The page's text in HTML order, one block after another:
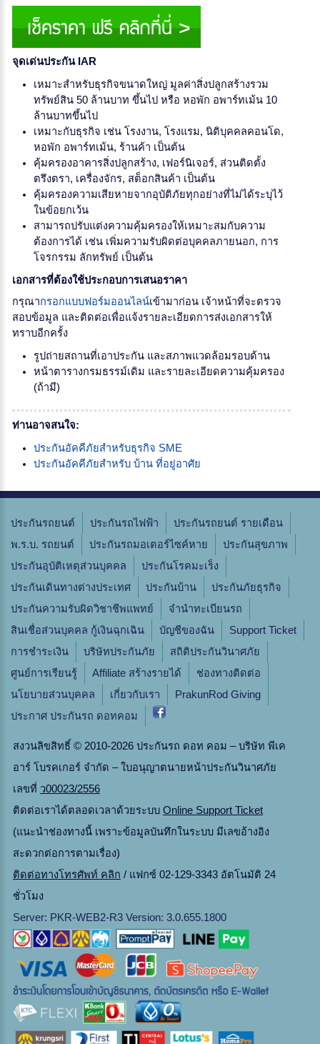
จุดเด่นประกัน IAR
เหมาะสำหรับธุรกิจขนาดใหญ่ มูลค่าสิ่งปลูกสร้างรวม
ทรัพย์สิน 50 ล้านบาท ขึ้นไป หรือ หอพัก อพาร์ทเม้น 10
ล้านบาทขึ้นไป
เหมาะกับธุรกิจ เช่น โรงงาน, โรงแรม, นิติบุคคลคอนโด,
หอพัก อพาร์ทเม้น, ร้านค้า เป็นต้น
คุ้มครองอาคารสิ่งปลูกสร้าง, เฟอร์นิเจอร์, ส่วนติดตั้ง
ตรึงตรา, เครื่องจักร, สต็อกสินค้า เป็นต้น
คุ้มครองความเสียหายจากอุบัติภัยทุกอย่างที่ไม่ได้ระบุไว้
ในข้อยกเว้น
สามารถปรับแต่งความคุ้มครองให้เหมาะสมกับความ
ต้องการได้ เช่น เพิ่มความรับผิดต่อบุคคลภายนอก, การ
โจรกรรม ลักทรัพย์ เป็นต้น
เอกสารที่ต้องใช้ประกอบการเสนอราคา
กรุณากรอกแบบฟอร์มออนไลน์เข้ามาก่อน เจ้าหน้าที่จะตรวจ
สอบข้อมูล และติดต่อเพื่อแจ้งรายละเอียดการส่งเอกสารให้
ทราบอีกครั้ง
รูปถ่ายสถานที่เอาประกัน และสภาพแวดล้อมรอบด้าน
หน้าตารางกรมธรรม์เดิม และรายละเอียดความคุ้มครอง
(ถ้ามี)
ท่านอาจสนใจ:
ประกันอัคคีภัยสำหรับธุรกิจ SME
ประกันอัคคีภัยสำหรับ บ้าน ที่อยู่อาศัย
ประกันรถยนต์ ประกันรถไฟฟ้า
ประกันรถยนต์ รายเดือน
พ.ร.บ. รถยนต์
ประกันรถมอเตอร์ไซค์หาย
ประกันสุขภาพ
ประกันอุบัติเหตุส่วนบุคคล
ประกันโรคมะเร็ง
ประกันเดินทางต่างประเทศ
ประกันบ้าน
ประกันภัยธุรกิจ
ประกันความรับผิดวิชาชีพแพทย์
จํานําทะเบียนรถ
สินเชื่อส่วนบุคคล กู้เงินฉุกเฉิน
บัญชีของฉัน
Support Ticket
การชำระเงิน
บริษัทประกันภัย
สถิติประกันวินาศภัย
ศูนย์การเรียนรู้
Affiliate สร้างรายได้
ช่องทางติดต่อ
นโยบายส่วนบุคคล
เกี่ยวกับเรา
PrakunRod Giving
ประกาศ ประกันรถ ดอทคอม
สงวนลิขสิทธิ์ © 2010-2026 ประกันรถ ดอท คอม – บริษัท พีเค
อาร์ โบรคเกอร์ จำกัด – ใบอนุญาตนายหน้าประกันวินาศภัย
เลขที่ ว00023/2556
ติดต่อเราได้ตลอดเวลาด้วยระบบ Online Support Ticket
(แนะนำช่องทางนี้ เพราะข้อมูลบันทึกในระบบ มีเลขอ้างอิง
สะดวกต่อการตามเรื่อง)
ติดต่อทางโทรศัพท์ คลิก / แฟกซ์ 02-129-3343 อัตโนมัติ 24
ชั่วโมง
Server: PKR-WEB2-R3 Version: 3.0.655.1800